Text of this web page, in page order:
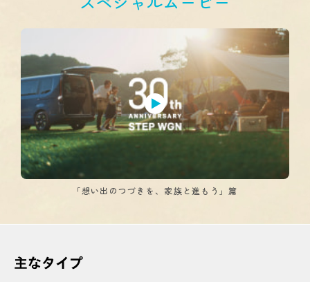
「想い出のつづきを、家族と進もう」篇
主なタイプ